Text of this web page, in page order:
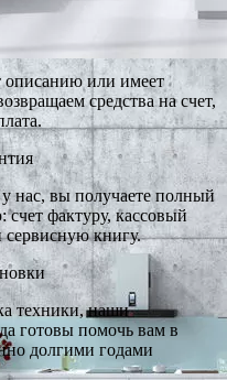
описанию или имеет
средства на счет,
нас, вы получаете полный
фактуру, кассовый
сервисную книгу.
техники, наши
готовы помочь вам в
долгими годами